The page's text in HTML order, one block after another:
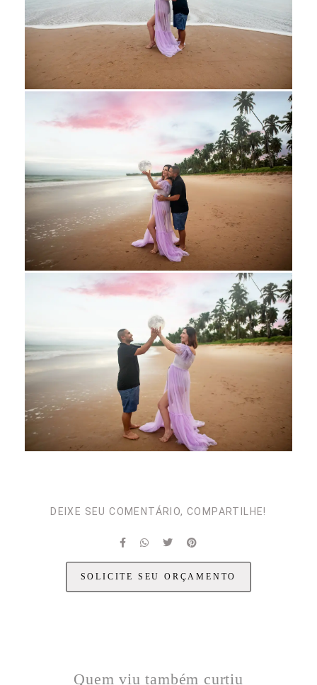
DEIXE SEU COMENTÁRIO, COMPARTILHE!
SOLICITE SEU ORÇAMENTO
Quem viu também curtiu